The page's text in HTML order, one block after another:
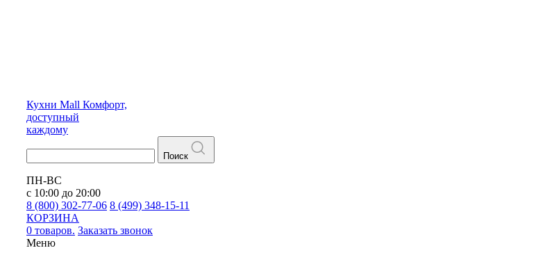
Кухни Mall Комфорт,
доступный
каждому
Поиск
ПН-ВС
с 10:00 до 20:00
8 (800) 302-77-06 8 (499) 348-15-11
КОРЗИНА
0 товаров. Заказать звонок
Меню